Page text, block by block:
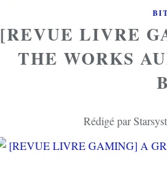
[REVUE LIVRE
THE WORKS
Rédigé par